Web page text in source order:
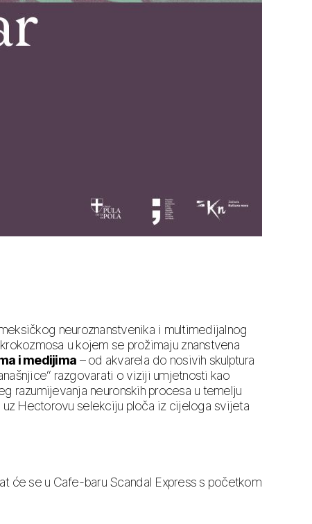
neuroznanstvenika i multimedijalnog
u kojem se prožimaju znanstvena
i medijima – od akvarela do nosivih skulptura
razgovarati o viziji umjetnosti kao
razumijevanja neuronskih procesa u temelju
uz Hectorovu selekciju ploča iz cijeloga svijeta
će se u Cafe-baru Scandal Express s početkom